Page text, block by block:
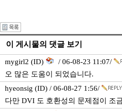
이 게시물의 댓글 보기
mygirl2 (ID)
/ 06-08-23 11:07/
오 많은 도움이 되었습니다.
hyeonsig (ID) / 06-08-27 1:56/
다만 DVI 도 호환성의 문제점이 조